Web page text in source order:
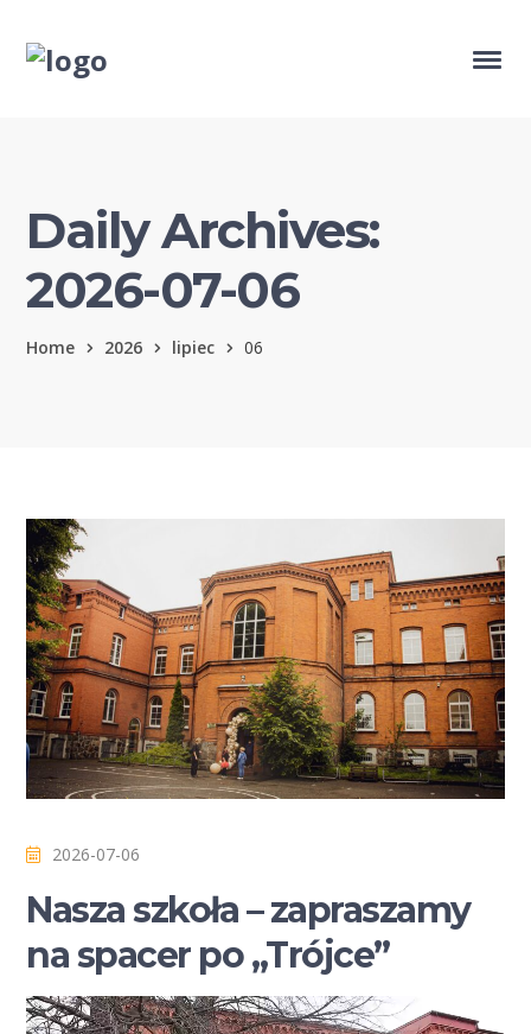
Daily Archives:
2026-07-06
Home 2026 lipiec 06
2026-07-06
Nasza szkoła – zapraszamy
na spacer po „Trójce”